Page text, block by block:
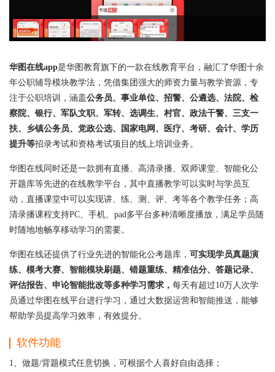
华图在线app是华图教育旗下的一款在线教育平台，融汇了华图十余
年公职辅导模块教学法，凭借集团强大的师资力量与教学资源，专
注于公职培训，涵盖公务员、事业单位、招警、公遴选、法院、检
察院、银行、军队文职、军转、选调生、村官、政法干警、三支一
扶、乡镇公务员、党政公选、国家电网、医疗、考研、会计、学历
提升等招录考试和资格考试项目的线上培训业务。
华图在线同时还是一款拥有直播、高清录播、双师课堂、智能化公
开题库等先进的在线教学平台，其中直播教学可以实时与学员互
动，直播课堂中可以实现讲、练、测、评、考等各个教学任务；高
清录播课程支持PC、手机、pad多平台多种清晰度播放，满足学员随
时随地地畅享移动学习的需要。
华图在线还提供了行业先进的智能化公考题库， 可实现学员真题演
练、模考大赛、智能模块刷题、错题重练、精准估分、答题记录、
评估报告、申论智能批改等多种学习需求， 每天有超过10万人次学
员通过华图在线平台进行学习，通过大数据运营和智能推送，能够
帮助学员提高学习效率，有效提分。
软件功能
1、做题/背题模式任意切换，可根据个人喜好自由选择；